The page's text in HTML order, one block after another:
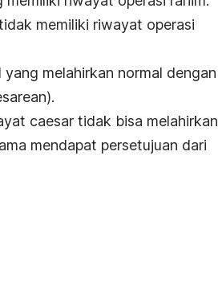
memiliki riwayat operasi
melahirkan normal dengan
caesar tidak bisa melahirkan
mendapat persetujuan dari